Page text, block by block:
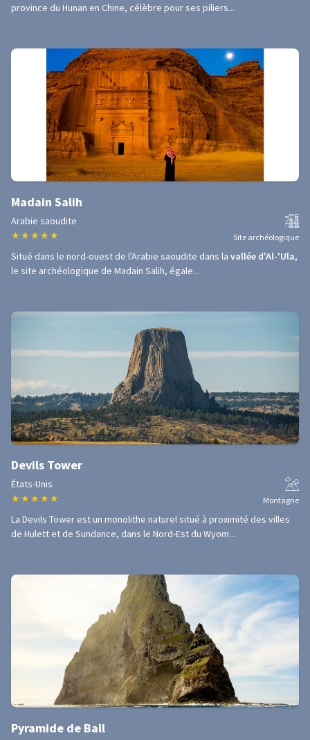
province du Hunan en Chine, célèbre pour ses piliers...
Madain Salih
Arabie saoudite
★ ★ ★ ★ ★ Site archéologique
Situé dans le nord-ouest de l'Arabie saoudite dans la vallée d'Al-'Ula,
le site archéologique de Madain Salih, égale...
Devils Tower
États-Unis
★ ★ ★ ★ ★ Montagne
La Devils Tower est un monolithe naturel situé à proximité des villes
de Hulett et de Sundance, dans le Nord-Est du Wyom...
Pyramide de Ball